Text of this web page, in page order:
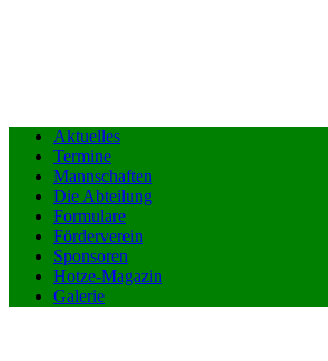
Aktuelles
Termine
Mannschaften
Die Abteilung
Formulare
Förderverein
Sponsoren
Hotze-Magazin
Galerie